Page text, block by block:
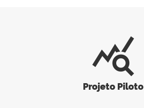
query_stats
Projeto Piloto